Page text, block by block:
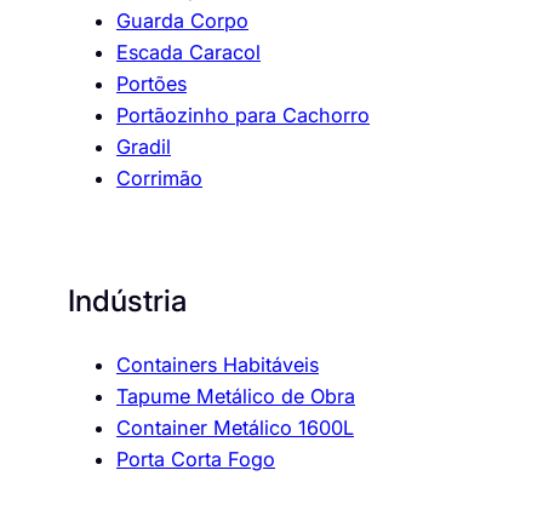
Guarda Corpo
Escada Caracol
Portões
Portãozinho para Cachorro
Gradil
Corrimão
Indústria
Containers Habitáveis
Tapume Metálico de Obra
Container Metálico 1600L
Porta Corta Fogo